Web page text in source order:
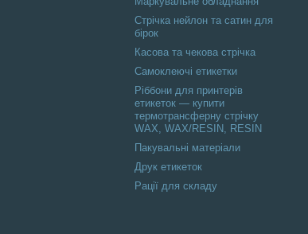
Стрічка нейлон та сатин для
бірок
Касова та чекова стрічка
Самоклеючі етикетки
Ріббони для принтерів
етикеток — купити
термотрансферну стрічку
WAX, WAX/RESIN, RESIN
Пакувальні матеріали
Друк етикеток
Рації для складу